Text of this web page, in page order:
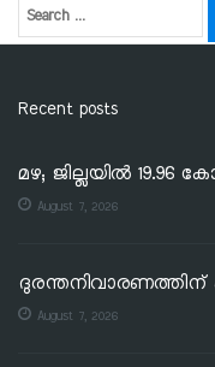
Recent posts
മഴ; ജില്ലയില്‍
August 7, 2026
August 7, 2026